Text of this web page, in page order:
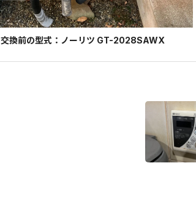
交換前の型式：ノーリツ GT-2028SAWX